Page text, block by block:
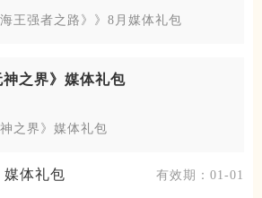
海王强者之路》》8月媒体礼包
神之界》媒体礼包
神之界》媒体礼包
媒体礼包 有效期：01-01